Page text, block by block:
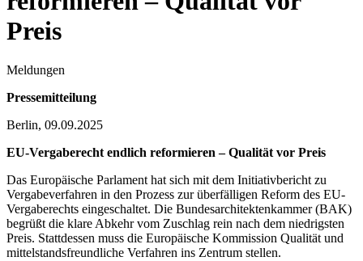
Preis
Meldungen
Pressemitteilung
Berlin, 09.09.2025
EU-Vergaberecht endlich reformieren – Qualität vor Preis
Das Europäische Parlament hat sich mit dem Initiativbericht zu
Vergabeverfahren in den Prozess zur überfälligen Reform des EU-
Vergaberechts eingeschaltet. Die Bundesarchitektenkammer (BAK)
begrüßt die klare Abkehr vom Zuschlag rein nach dem niedrigsten
Preis. Stattdessen muss die Europäische Kommission Qualität und
mittelstandsfreundliche Verfahren ins Zentrum stellen.